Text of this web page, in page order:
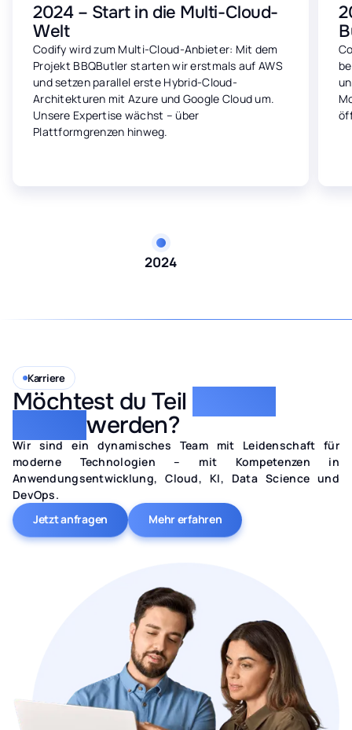
2024 – Start in die Multi-Cloud-
Welt
Codify wird zum Multi-Cloud-Anbieter: Mit dem
Projekt BBQButler starten wir erstmals auf AWS
und setzen parallel erste Hybrid-Cloud-
Architekturen mit Azure und Google Cloud um.
Unsere Expertise wächst – über
Plattformgrenzen hinweg.
2024
Karriere
Möchtest du Teil
Teamswerden?
Wir sind ein dynamisches Team mit Leidenschaft für
moderne Technologien – mit Kompetenzen in
Anwendungsentwicklung, Cloud, KI, Data Science und
DevOps.
Jetzt anfragen
Mehr erfahren